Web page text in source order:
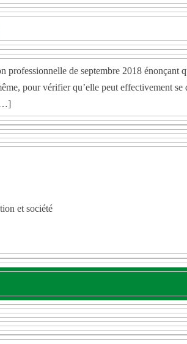
professionnelle de septembre 2018
pour vérifier qu’elle peut effectivement
et société